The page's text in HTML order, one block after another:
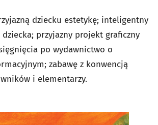
dziecku estetykę; inteligentny
przyjazny projekt graficzny
po wydawnictwo o
zabawę z konwencją
i elementarzy.